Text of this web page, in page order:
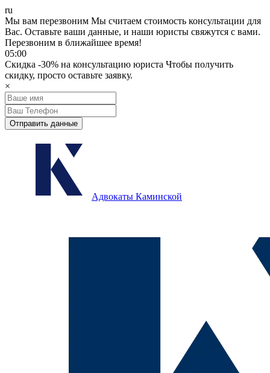
ru
Мы вам перезвоним Мы считаем стоимость консультации для
Вас. Оставьте ваши данные, и наши юристы свяжутся с вами.
Перезвоним в ближайшее время!
05:00
Скидка -30% на консультацию юриста Чтобы получить
скидку, просто оставьте заявку.
×
Отправить данные
Адвокаты Каминской